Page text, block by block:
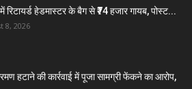
में रिटायर्ड हेडमास्टर के बैग से ₹74 हजार गायब, पोस्ट...
8, 2026
हटाने की कार्रवाई में पूजा सामग्री फेंकने का आरोप,